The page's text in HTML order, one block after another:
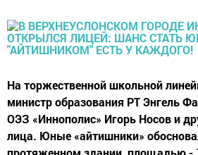
На торжественной школьной
министр образования РТ Энгель
ОЭЗ «Иннополис» Игорь Носов и
лица. Юные «айтишники»